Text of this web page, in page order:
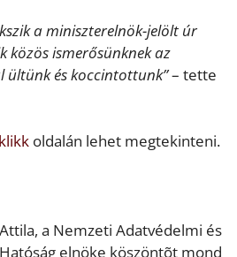
a miniszterelnök-jelölt úr
közös ismerősünknek az
ültünk és koccintottunk”– tette
oldalán lehet megtekinteni.
a Nemzeti Adatvédelmi és
elnöke köszöntõt mond